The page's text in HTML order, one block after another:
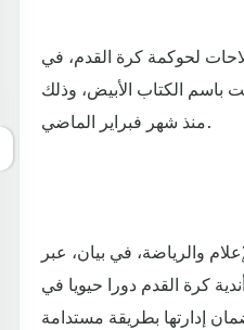
لحوكمة كرة القدم، في
الكتاب الأبيض، وذلك
منذ شهر فبراير الماضي.
والرياضة، في بيان، عبر
كرة القدم دورا حيويا في
إدارتها بطريقة مستدامة